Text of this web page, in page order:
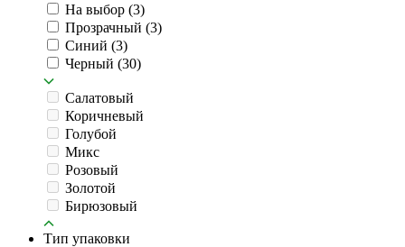
На выбор (3)
Прозрачный (3)
Синий (3)
Черный (30)
Салатовый
Коричневый
Голубой
Микс
Розовый
Золотой
Бирюзовый
Тип упаковки